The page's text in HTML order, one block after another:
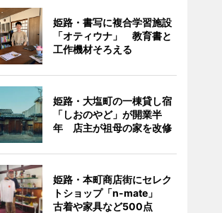
姫路・書写に複合学習施設
「オティウナ」 教育書と
工作機材そろえる
姫路・大塩町の一棟貸し宿
「しおのやど」が開業半
年 店主が祖母の家を改修
姫路・本町商店街にセレク
トショップ「n-mate」
古着や家具など500点